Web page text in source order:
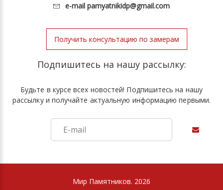
e-mail pamyatnikidp@gmail.com
Получить консультацию по замерам
Подпишитесь на нашу рассылку:
Будьте в курсе всех новостей! Подпишитесь на нашу
рассылку и получайте актуальную информацию первыми.
Мир Памятников. 2026